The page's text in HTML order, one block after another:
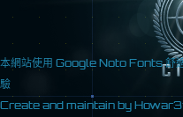
本網站使用 Google Noto Fonts舒
驗
Create and maintain by